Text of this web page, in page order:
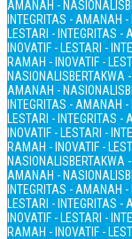
AMANAH - NASIONALIS
INTEGRITAS - AMANAH
LESTARI - INTEGRITAS -
INOVATIF - LESTARI -
RAMAH - INOVATIF -
NASIONALISBERTAKWA
AMANAH - NASIONALIS
INTEGRITAS - AMANAH
LESTARI - INTEGRITAS -
INOVATIF - LESTARI -
RAMAH - INOVATIF -
NASIONALISBERTAKWA
AMANAH - NASIONALIS
INTEGRITAS - AMANAH
LESTARI - INTEGRITAS -
INOVATIF - LESTARI -
RAMAH - INOVATIF -